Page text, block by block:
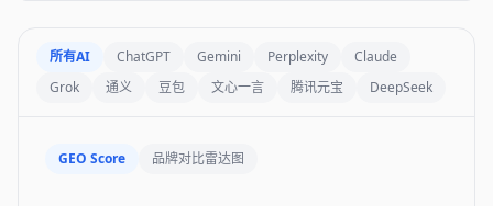
所有AI ChatGPT Gemini Perplexity
Claude
Grok
通义 豆包 文心一言 腾讯元宝 DeepSeek
GEO Score 品牌对比雷达图